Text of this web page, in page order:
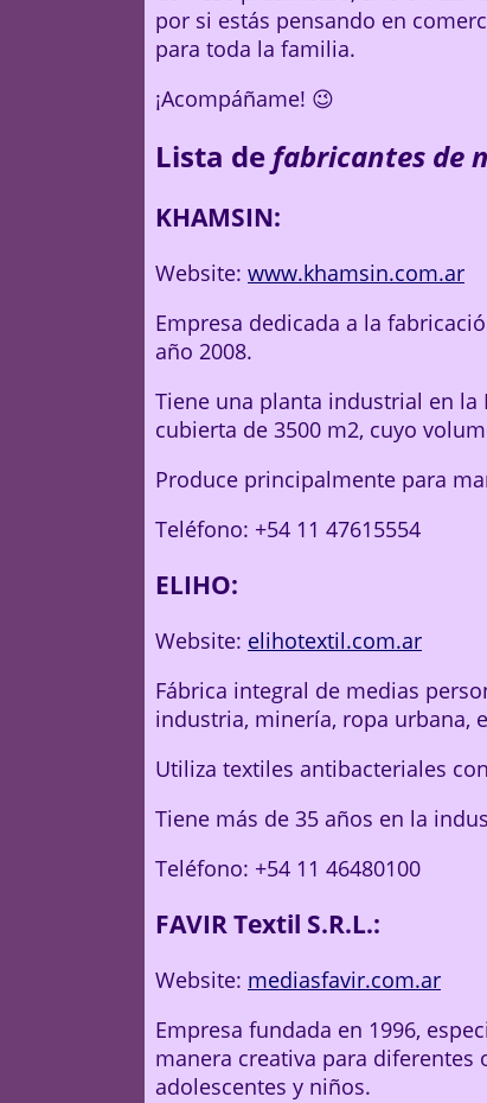
por si estás pensando en
para toda la familia.
¡Acompáñame! 😉
Lista de fabricantes de
KHAMSIN:
Website: www.khamsin.com.ar
Empresa dedicada a la
año 2008.
Tiene una planta industrial en la
cubierta de 3500 m2, cuyo
Produce principalmente para
Teléfono: +54 11 47615554
ELIHO:
Website: elihotextil.com.ar
Fábrica integral de medias
industria, minería, ropa urbana,
Utiliza textiles antibacteriales
Tiene más de 35 años en la
Teléfono: +54 11 46480100
FAVIR Textil S.R.L.:
Website: mediasfavir.com.ar
Empresa fundada en 1996,
manera creativa para diferentes
adolescentes y niños.